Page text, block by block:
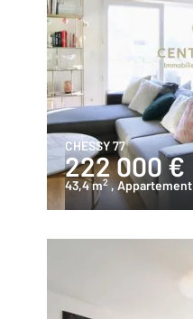
CHESSY 77
222 000 €
43,4 m2 , Appartement